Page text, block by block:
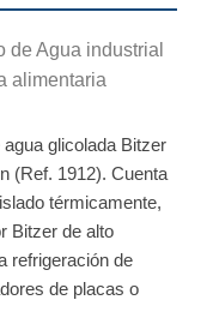
de Agua industrial
alimentaria
glicolada Bitzer
(Ref. 1912). Cuenta
térmicamente,
Bitzer de alto
refrigeración de
de placas o